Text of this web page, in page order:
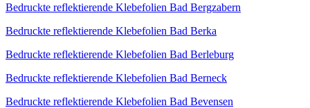
Bedruckte reflektierende Klebefolien Bad Bergzabern
Bedruckte reflektierende Klebefolien Bad Berka
Bedruckte reflektierende Klebefolien Bad Berleburg
Bedruckte reflektierende Klebefolien Bad Berneck
Bedruckte reflektierende Klebefolien Bad Bevensen